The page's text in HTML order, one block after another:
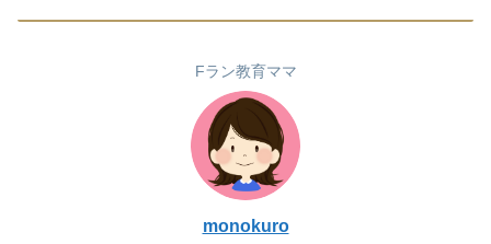
Fラン教育ママ
monokuro